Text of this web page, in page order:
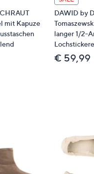
Ziege)/Textil
Ziege)
mit Kapuze
DAWID by
langer 1/2-
€ 59,99